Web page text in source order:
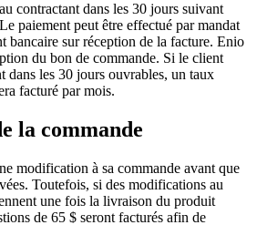
contractant dans les 30 jours suivant
paiement peut être effectué par mandat
bancaire sur réception de la facture. Enio
du bon de commande. Si le client
dans les 30 jours ouvrables, un taux
facturé par mois.
la commande
modification à sa commande avant que
Toutefois, si des modifications au
une fois la livraison du produit
de 65 $ seront facturés afin de